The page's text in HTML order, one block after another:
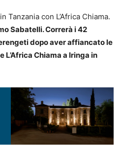
Tanzania con L’Africa Chiama.
Sabatelli. Correrà i 42
dopo aver affiancato le
Chiama a Iringa in